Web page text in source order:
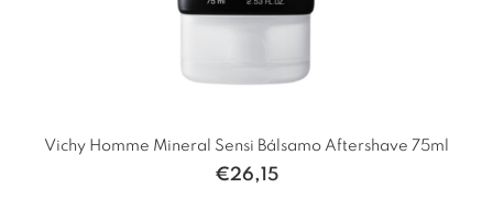
Vichy Homme Mineral Sensi Bálsamo Aftershave 75ml
€26,15